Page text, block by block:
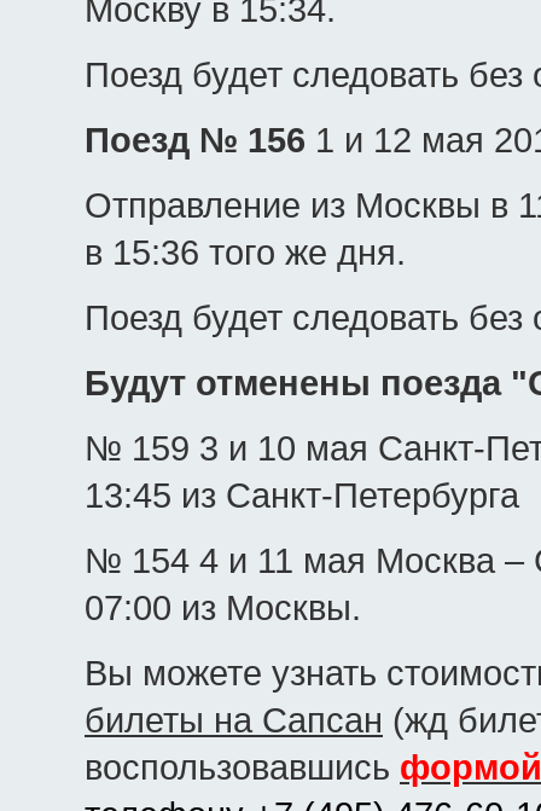
Москву в 15:34.
Поезд будет следовать
Поезд № 156 1 и 12 мая
Отправление из Москвы в
в 15:36 того же дня.
Поезд будет следовать
Будут отменены поезда
№ 159 3 и 10 мая Санкт-
13:45 из Санкт-Петербурга
№ 154 4 и 11 мая Москва –
07:00 из Москвы.
Вы можете узнать
билеты на Сапсан (жд
воспользовавшись